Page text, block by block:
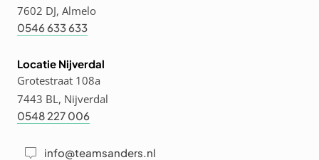
7602 DJ, Almelo
0546 633 633
Locatie Nijverdal
Grotestraat 108a
7443 BL, Nijverdal
0548 227 006
info@teamsanders.nl